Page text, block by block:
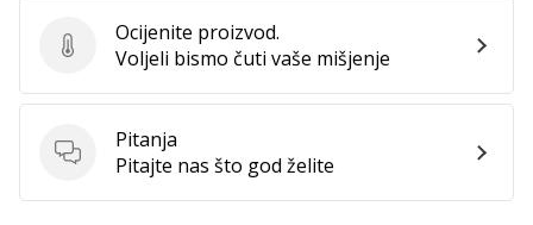
Ocijenite proizvod.
Ocijenite proizvod.
Voljeli bismo čuti vaše mišjenje
Pitanja
Pitanja
Pitajte nas što god želite